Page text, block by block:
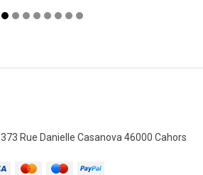
373 Rue Danielle Casanova 46000 Cahors